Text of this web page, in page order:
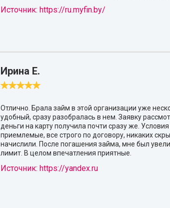
Источник: https://ru.myfin.by/
Ирина Е.
Отлично. Брала займ в этой организации уже
удобный, сразу разобралась в нем. Заявку
деньги на карту получила почти сразу же.
приемлемые, все строго по договору, никаких
начислили. После погашения займа, мне был
лимит. В целом впечатления приятные.
Источник: https://yandex.ru